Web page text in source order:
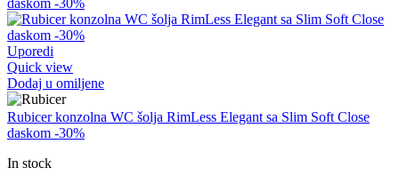
Uporedi
Quick view
Dodaj u omiljene
Rubicer konzolna WC šolja RimLess Elegant sa Slim Soft Close
daskom -30%
In stock